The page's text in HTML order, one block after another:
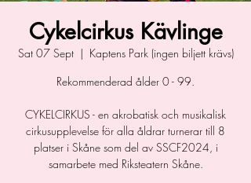
Cykelcirkus Kävlinge
Sat 07 Sept
  |
Kaptens Park (ingen biljett krävs)
Rekommenderad ålder 0 - 99.
CYKELCIRKUS - en akrobatisk och musikalisk
cirkusupplevelse för alla åldrar turnerar till 8
platser i Skåne som del av SSCF2024, i
samarbete med Riksteatern Skåne.